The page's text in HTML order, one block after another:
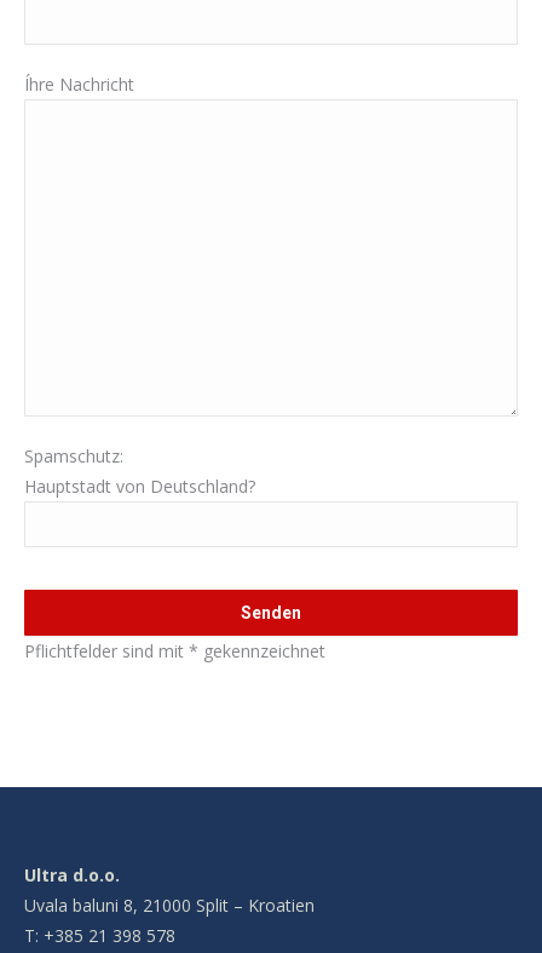
Íhre Nachricht
Spamschutz:
Hauptstadt von Deutschland?
Pflichtfelder sind mit * gekennzeichnet
Ultra d.o.o.
Uvala baluni 8, 21000 Split – Kroatien
T: +385 21 398 578